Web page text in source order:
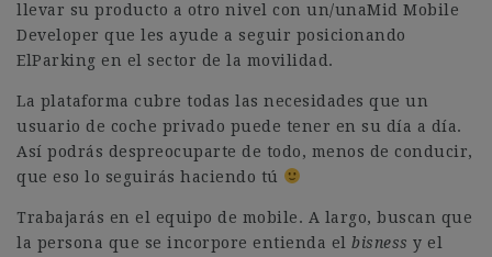
llevar su producto a otro nivel con un/unaMid Mobile
Developer que les ayude a seguir posicionando
ElParking en el sector de la movilidad.
La plataforma cubre todas las necesidades que un
usuario de coche privado puede tener en su día a día.
Así podrás despreocuparte de todo, menos de conducir,
que eso lo seguirás haciendo tú
Trabajarás en el equipo de mobile. A largo, buscan que
la persona que se incorpore entienda el bisness y el